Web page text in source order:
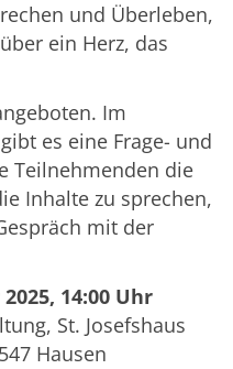
und Überleben,
ein Herz, das
Im
es eine Frage- und
Teilnehmenden die
Inhalte zu sprechen,
mit der
14:00 Uhr
St. Josefshaus
Hausen